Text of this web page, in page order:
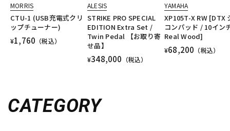
MORRIS
CTU-1 (USB充電式クリ
ップチューナー)
¥1,760 （税込）
ALESIS
STRIKE PRO SPECIAL
EDITION Extra Set /
Twin Pedal 【お取り寄
せ品】
¥348,000 （税込）
YAMAHA
XP105T-X RW [DTX
コンパッド / 10イン
Real Wood]
¥68,200 （税込）
CATEGORY